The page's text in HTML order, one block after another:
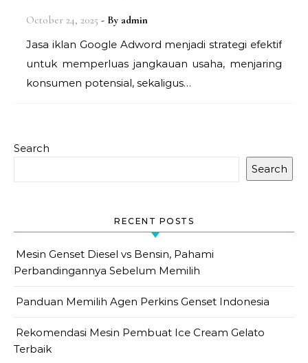
October 24, 2025 - By admin
Jasa iklan Google Adword menjadi strategi efektif
untuk memperluas jangkauan usaha, menjaring
konsumen potensial, sekaligus…
Search
Search
RECENT POSTS
Mesin Genset Diesel vs Bensin, Pahami
Perbandingannya Sebelum Memilih
Panduan Memilih Agen Perkins Genset Indonesia
Rekomendasi Mesin Pembuat Ice Cream Gelato
Terbaik